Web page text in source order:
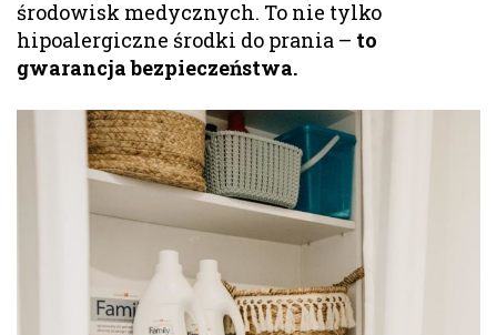
środowisk medycznych. To nie tylko
hipoalergiczne środki do prania – to
gwarancja bezpieczeństwa.